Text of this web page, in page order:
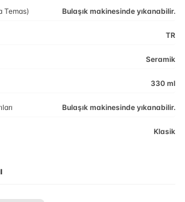
Temas) Bulaşık makinesinde yıkanabilir.
TR
Seramik
330 ml
Bulaşık makinesinde yıkanabilir.
Klasik